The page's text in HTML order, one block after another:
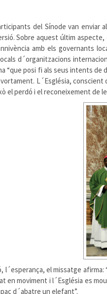
del Sínode van enviar
Sobre aquest últim
amb els governants
d´organitzacions
“que posi fi als seus intents de
L´Església,
el perdó i el reconeixement de
l´esperança, el missatge
en moviment i l´Església es
d´abatre un elefant”.